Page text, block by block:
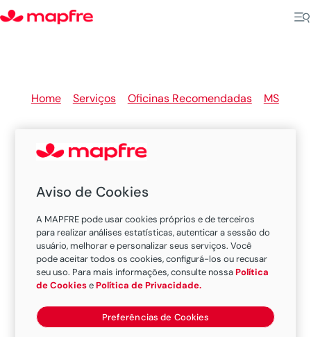
Home> Serviços> Oficinas Recomendadas> MS
Oficinas Recomendadas
MAPFRE em Tres Lagoas
Existem 1 oficina nesta cidade.
Aviso de Cookies
A MAPFRE pode usar cookies próprios e de terceiros
para realizar análises estatísticas, autenticar a sessão do
usuário, melhorar e personalizar seus serviços. Você
pode aceitar todos os cookies, configurá-los ou recusar
seu uso. Para mais informações, consulte nossaPolítica
de CookiesePolítica de Privacidade.
Preferências de Cookies